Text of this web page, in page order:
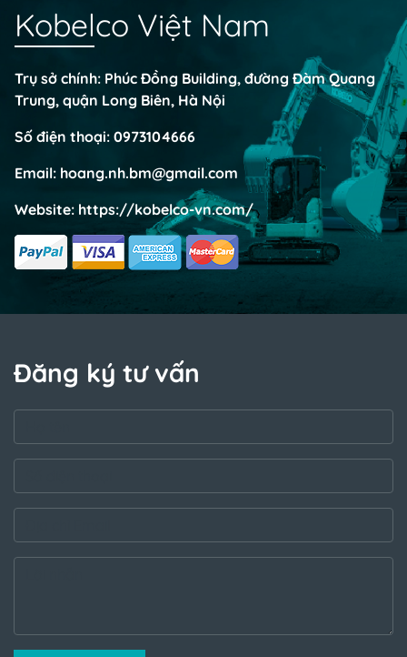
Kobelco Việt Nam
Trụ sở chính: Phúc Đồng Building, đường Đàm Quang
Trung, quận Long Biên, Hà Nội
Số điện thoại: 0973104666
Email: hoang.nh.bm@gmail.com
Website: https://kobelco-vn.com/
Đăng ký tư vấn